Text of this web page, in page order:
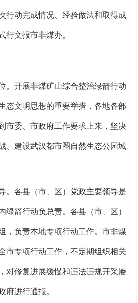
行动完成情况、经验做法和取得成
行文报市非煤办。
。开展非煤矿山综合整治绿箭行动
态文明思想的重要举措 ，各地各部
市委、市政府工作要求上来，坚决
、建设武汉都市圈自然生态公园城
。各县（市、区）党政主要领导是
绿箭行动负总责。各县（市、区）
，负责本地专项行动工作。市非煤
市专项行动工作，不定期组织相关
对修复进展缓慢和违法违规开采屡
府进行通报。